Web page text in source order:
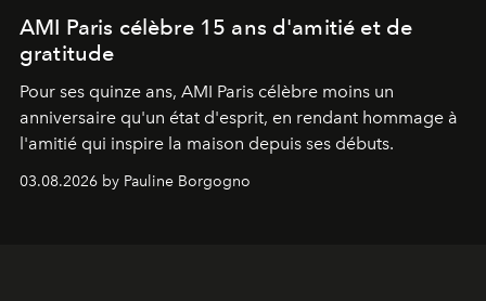
AMI Paris célèbre 15 ans d'amitié et de
gratitude
Pour ses quinze ans, AMI Paris célèbre moins un
anniversaire qu'un état d'esprit, en rendant hommage à
l'amitié qui inspire la maison depuis ses débuts.
03.08.2026 by Pauline Borgogno